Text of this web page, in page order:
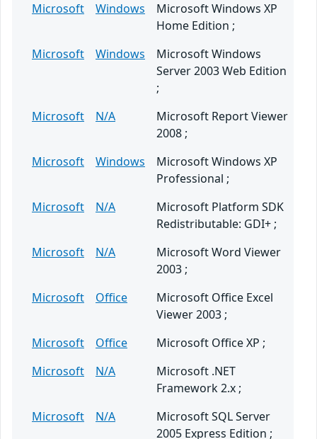
Microsoft
Windows
Microsoft Windows XP
Home Edition ;
Microsoft
Windows
Microsoft Windows
Server 2003 Web Edition
;
Microsoft
N/A
Microsoft Report Viewer
2008 ;
Microsoft
Windows
Microsoft Windows XP
Professional ;
Microsoft
N/A
Microsoft Platform SDK
Redistributable: GDI+ ;
Microsoft
N/A
Microsoft Word Viewer
2003 ;
Microsoft
Office
Microsoft Office Excel
Viewer 2003 ;
Microsoft
Office
Microsoft Office XP ;
Microsoft
N/A
Microsoft .NET
Framework 2.x ;
Microsoft
N/A
Microsoft SQL Server
2005 Express Edition ;